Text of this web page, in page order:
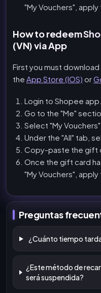
"My Vouchers",
How to redeem
(VN) via App
First you must
the App Store (IOS) or
Login to Shopee app.
Go to the "Me"
Select "My
Under the "All" tab,
Copy-paste the gift
Once the gift card
"My Vouchers",
Preguntas
¿Cuánto tiempo
¿Este método de
será suspendida?